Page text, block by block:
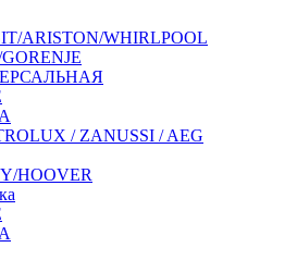
ARISTON/WHIRLPOOL
/ ZANUSSI / AEG
HOOVER